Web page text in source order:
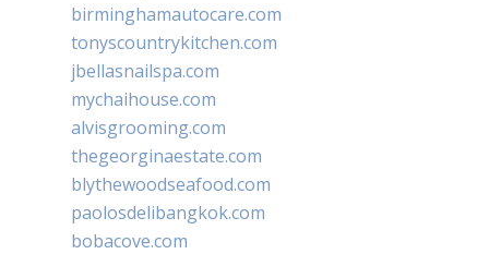
birminghamautocare.com
tonyscountrykitchen.com
jbellasnailspa.com
mychaihouse.com
alvisgrooming.com
thegeorginaestate.com
blythewoodseafood.com
paolosdelibangkok.com
bobacove.com